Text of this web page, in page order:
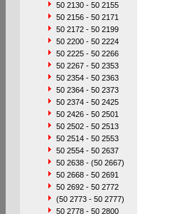
50 2130 - 50 2155
50 2156 - 50 2171
50 2172 - 50 2199
50 2200 - 50 2224
50 2225 - 50 2266
50 2267 - 50 2353
50 2354 - 50 2363
50 2364 - 50 2373
50 2374 - 50 2425
50 2426 - 50 2501
50 2502 - 50 2513
50 2514 - 50 2553
50 2554 - 50 2637
50 2638 - (50 2667)
50 2668 - 50 2691
50 2692 - 50 2772
(50 2773 - 50 2777)
50 2778 - 50 2800